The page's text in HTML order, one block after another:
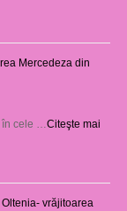
Mercedeza din
cele … Citeşte mai
vrăjitoarea